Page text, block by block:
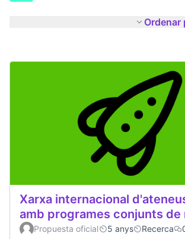
Ordenar
Xarxa internacional
amb programes conjunts de
Propuesta oficial 5 anys Recerca